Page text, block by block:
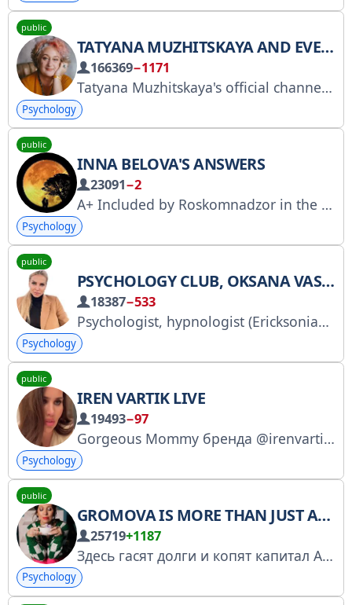
public
TATYANA MUZHITSKAYA AND EVERYONE ELSE
166369−1171
Tatyana Muzhitskaya's official channel. Trainings, games, first announcements, and other adventures: https://tak.academy Official VK community - vk.com/tak.academy Official Zen channel - dzen.ru/sunlower RKN: https://clck.ru/3FAKXK
Psychology
public
INNA BELOVA'S ANSWERS
23091−2
A+ Included by Roskomnadzor in the list of personal pages https://knd.gov.ru/license?id=6752ee12d793bc0b0ba10f4f®istryType=bloggersPermission
Psychology
public
PSYCHOLOGY CLUB, OKSANA VASILYEVA
18387−533
Psychologist, hypnologist (Ericksonian hypnosis), MAC. Career guidance. RKN registry https://gosuslugi.ru/snet/67af278887f4b43cb69d1843 My VKontakte community https://vk.com/publicpsyhologo
Psychology
public
IREN VARTIK LIVE
19493−97
Gorgeous Mommy бренда @irenvartikofficial Будущий нейробиолог
Psychology
public
GROMOVA IS MORE THAN JUST ABOUT MONEY
25719+1187
Здесь гасят долги и копят капитал Анна Громова – финансовый консультант, инвестор, аккредитованный блогер в Центробанке, спикер РБК
Psychology